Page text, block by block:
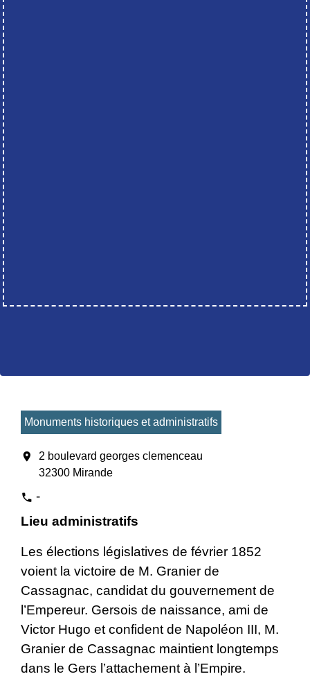
Monuments historiques et administratifs
location_on
2 boulevard georges clemenceau
32300 Mirande
phone -
Lieu administratifs
Les élections législatives de février 1852
voient la victoire de M. Granier de
Cassagnac, candidat du gouvernement de
l’Empereur. Gersois de naissance, ami de
Victor Hugo et confident de Napoléon III, M.
Granier de Cassagnac maintient longtemps
dans le Gers l’attachement à l’Empire.